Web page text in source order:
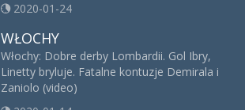
2020-01-24
WŁOCHY
Włochy: Dobre derby Lombardii. Gol Ibry,
Linetty bryluje. Fatalne kontuzje Demirala i
Zaniolo (video)